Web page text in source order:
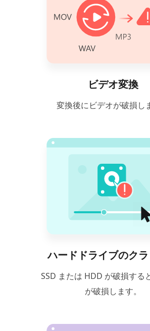
ビデオ変換
変換後にビデオが破損し
ハードドライブのク
SSD または HDD が破損する
が破損します。